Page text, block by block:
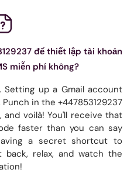
để thiết lập tài khoản
miễn phí không?
up a Gmail account
in the +447853129237
and voilà! You'll receive that
faster than you can say
a secret shortcut to
relax, and watch the